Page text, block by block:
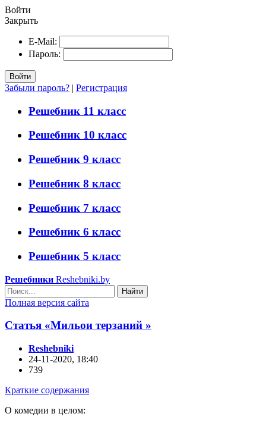
Войти
Закрыть
E-Mail:
Пароль:
Войти
Забыли пароль? | Регистрация
Решебник 11 класс
Решебник 10 класс
Решебник 9 класс
Решебник 8 класс
Решебник 7 класс
Решебник 6 класс
Решебник 5 класс
Решебники Reshebniki.by
Найти
Полная версия сайта
Статья «Мильои терзаний »
Reshebniki
24-11-2020, 18:40
739
Краткие содержания
О комедии в целом: